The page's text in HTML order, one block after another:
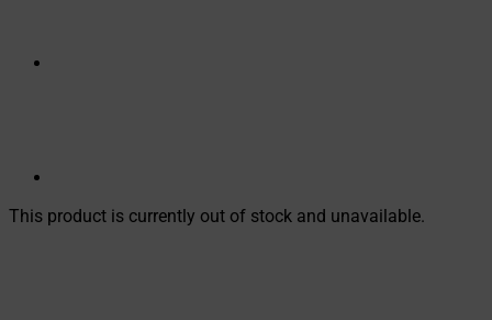
This product is currently out of stock and unavailable.